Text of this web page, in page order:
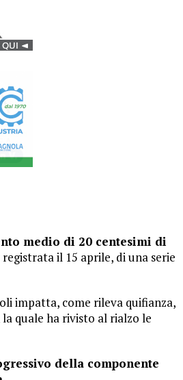
medio di 20 centesimi di
il 15 aprile, di una serie
impatta, come rileva quifianza,
quale ha rivisto al rialzo le
della componente